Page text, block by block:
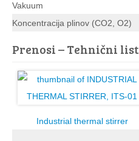
Vakuum
Koncentracija plinov (CO2, O2)
Prenosi – Tehnični list
Industrial thermal stirrer